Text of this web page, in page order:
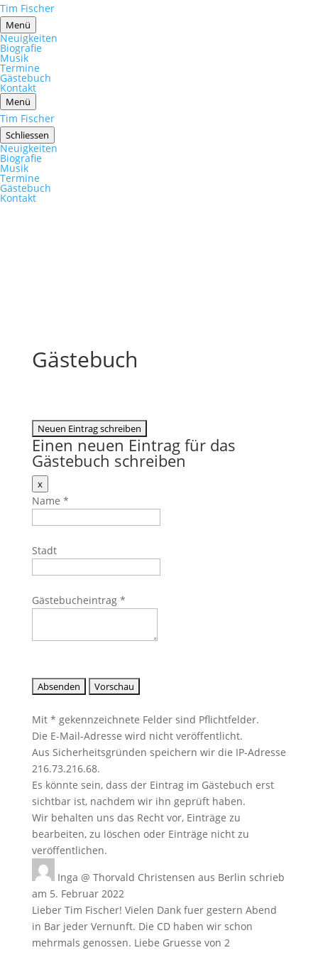
Tim Fischer
Menü
Neuigkeiten
Biografie
Musik
Termine
Gästebuch
Kontakt
Menü
Tim Fischer
Schliessen
Neuigkeiten
Biografie
Musik
Termine
Gästebuch
Kontakt
Gästebuch
Einen neuen Eintrag für das
Gästebuch schreiben
xDieses
Formular
ausblenden
Name *
Stadt
Gästebucheintrag *
Mit * gekennzeichnete Felder sind Pflichtfelder.
Die E-Mail-Adresse wird nicht veröffentlicht.
Aus Sicherheitsgründen speichern wir die IP-Adresse
216.73.216.68.
Es könnte sein, dass der Eintrag im Gästebuch erst
sichtbar ist, nachdem wir ihn geprüft haben.
Wir behalten uns das Recht vor, Einträge zu
bearbeiten, zu löschen oder Einträge nicht zu
veröffentlichen.
Inga @ Thorvald Christensen aus Berlin schrieb
am 5. Februar 2022
Lieber Tim Fischer! Vielen Dank fuer gestern Abend
in Bar jeder Vernunft. Die CD haben wir schon
mehrmals genossen. Liebe Gruesse von 2